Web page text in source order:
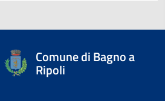
Comune di Bagno a
Ripoli